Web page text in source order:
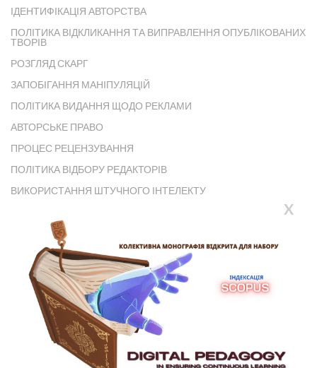
ІДЕНТИФІКАЦІЯ АВТОРСТВА
ПОЛІТИКА ВІДКЛИКАННЯ ТА ВИПРАВЛЕННЯ ОПУБЛІКОВАНИХ
ТВОРІВ
РОЗГЛЯД СКАРГ
ЗАПОБІГАННЯ МАНІПУЛЯЦІЙ
ПОЛІТИКА ВИДАННЯ ЩОДО РЕКЛАМИ
АВТОРСЬКЕ ПРАВО
ПРОЦЕС РЕЦЕНЗУВАННЯ
ПОЛІТИКА ВІДБОРУ РЕДАКТОРІВ
ВИКОРИСТАННЯ ШТУЧНОГО ІНТЕЛЕКТУ
X